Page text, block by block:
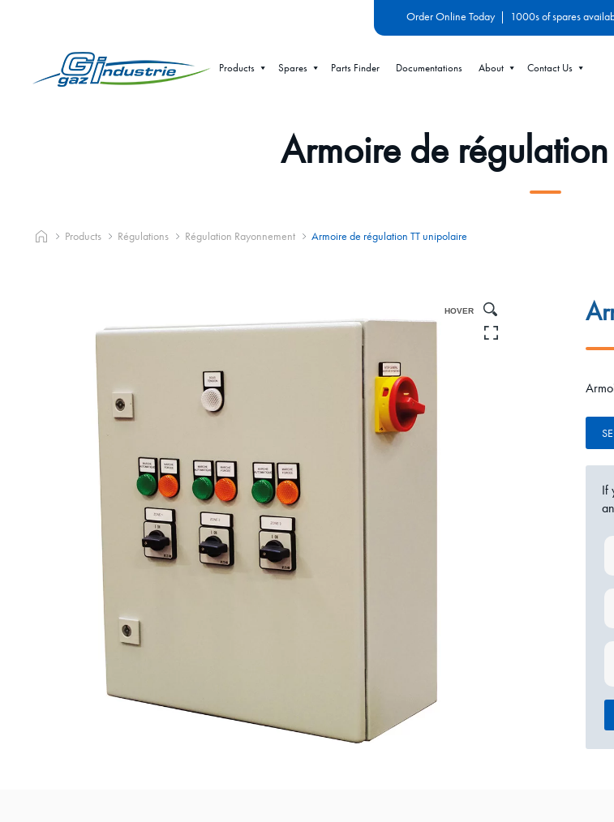
Order Online Today| 1000s of spares
Products Spares Parts Finder Documentations About Contact Us
Armoire de
Products Régulations Régulation Rayonnement Armoire de régulation TT unipolaire
HOVER
If